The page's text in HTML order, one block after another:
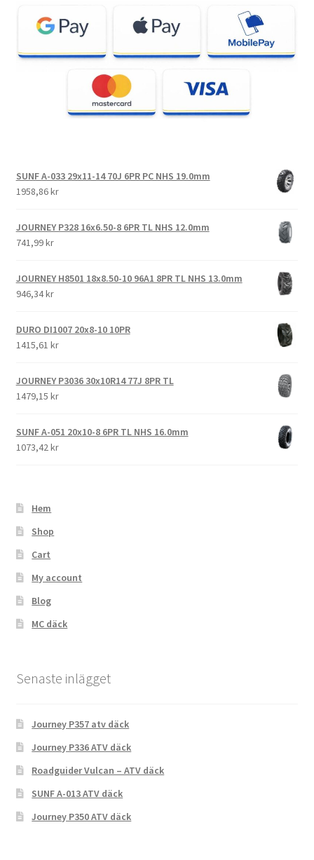
SUNF A-033 29x11-14 70J 6PR PC NHS 19.0mm
1958,86 kr
JOURNEY P328 16x6.50-8 6PR TL NHS 12.0mm
741,99 kr
JOURNEY H8501 18x8.50-10 96A1 8PR TL NHS 13.0mm
946,34 kr
DURO DI1007 20x8-10 10PR
1415,61 kr
JOURNEY P3036 30x10R14 77J 8PR TL
1479,15 kr
SUNF A-051 20x10-8 6PR TL NHS 16.0mm
1073,42 kr
Hem
Shop
Cart
My account
Blog
MC däck
Senaste inlägget
Journey P357 atv däck
Journey P336 ATV däck
Roadguider Vulcan – ATV däck
SUNF A-013 ATV däck
Journey P350 ATV däck